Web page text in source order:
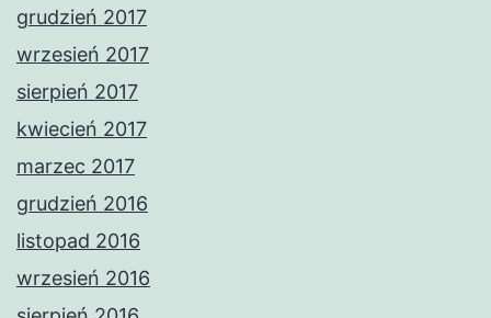
grudzień 2017
wrzesień 2017
sierpień 2017
kwiecień 2017
marzec 2017
grudzień 2016
listopad 2016
wrzesień 2016